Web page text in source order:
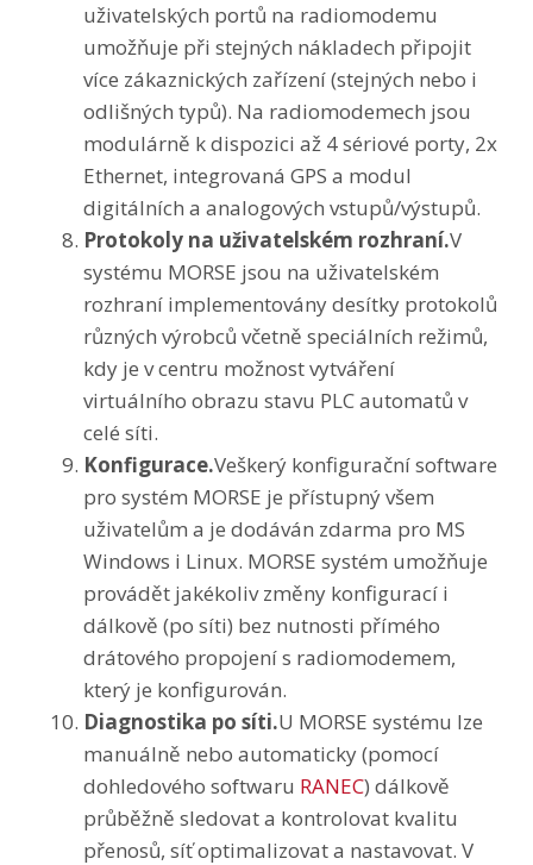
uživatelských portů na radiomodemu
umožňuje při stejných nákladech připojit
více zákaznických zařízení (stejných nebo i
odlišných typů). Na radiomodemech jsou
modulárně k dispozici až 4 sériové porty, 2x
Ethernet, integrovaná GPS a modul
digitálních a analogových vstupů/výstupů.
Protokoly na uživatelském rozhraní.V
systému MORSE jsou na uživatelském
rozhraní implementovány desítky protokolů
různých výrobců včetně speciálních režimů,
kdy je v centru možnost vytváření
virtuálního obrazu stavu PLC automatů v
celé síti.
Konfigurace.Veškerý konfigurační software
pro systém MORSE je přístupný všem
uživatelům a je dodáván zdarma pro MS
Windows i Linux. MORSE systém umožňuje
provádět jakékoliv změny konfigurací i
dálkově (po síti) bez nutnosti přímého
drátového propojení s radiomodemem,
který je konfigurován.
Diagnostika po síti.U MORSE systému lze
manuálně nebo automaticky (pomocí
dohledového softwaru RANEC) dálkově
průběžně sledovat a kontrolovat kvalitu
přenosů, síť optimalizovat a nastavovat. V